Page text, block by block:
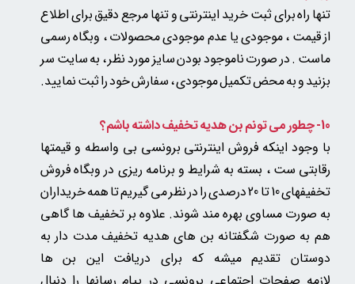
تنها راه برای ثبت خرید اینترنتی و تنها مرجع دقیق برای اطلاع
از قیمت ، موجودی یا عدم موجودی محصولات ، وبگاه رسمی
ماست . در صورت ناموجود بودن سایز مورد نظر ، به سایت سر
بزنید و به محض تکمیل موجودی ، سفارش خود را ثبت نمایید.
10- چطور می تونم بن هدیه تخفیف داشته باشم؟
با وجود اینکه فروش اینترنتی برونسی بی واسطه و قیمتها
رقابتی ست ، بسته به شرایط و برنامه ریزی در وبگاه فروش
تخفیفهای 10 تا 20 درصدی را در نظر می گیریم تا همه خریداران
به صورت مساوی بهره مند شوند. علاوه بر تخفیف ها گاهی
هم به صورت شگفتانه بن های هدیه تخفیف مدت دار به
دوستان تقدیم میشه که برای دریافت این بن ها